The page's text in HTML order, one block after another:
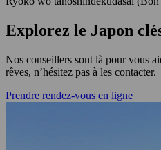
Explorez le Japon
Nos conseillers sont là pour vous
rêves, n’hésitez pas à les contacter.
Prendre rendez-vous en ligne